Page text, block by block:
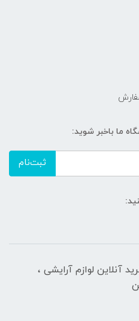
ما باخبر شوید:
ثبت‌نام
آنلاین لوازم آرایشی ،